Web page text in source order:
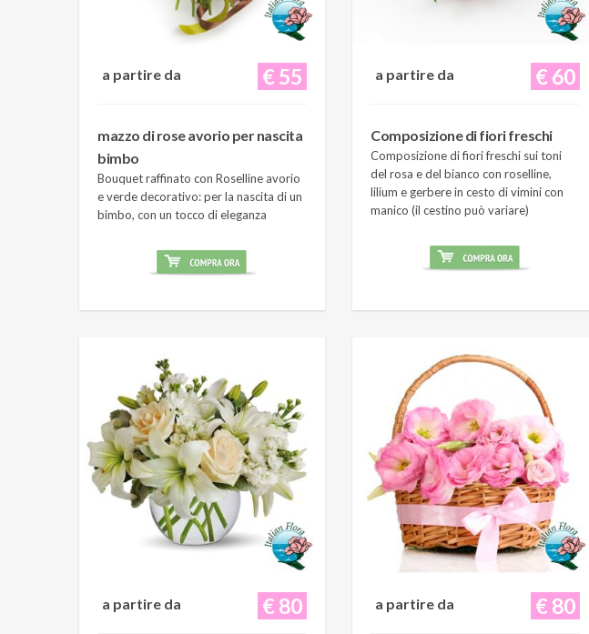
€ 55
a partire da
mazzo di rose avorio per nascita
bimbo
Bouquet raffinato con Roselline avorio
e verde decorativo: per la nascita di un
bimbo, con un tocco di eleganza
€ 60
a partire da
Composizione di fiori freschi
Composizione di fiori freschi sui toni
del rosa e del bianco con roselline,
lilium e gerbere in cesto di vimini con
manico (il cestino può variare)
€ 80
a partire da € 80
a partire da